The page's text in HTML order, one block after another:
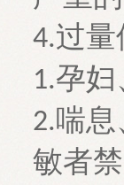
4.过量
1.孕妇
2.喘
敏者